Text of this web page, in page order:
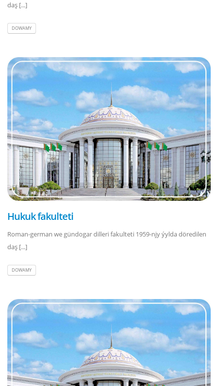
daş [...]
DOWAMY
Hukuk fakulteti
Roman-german we gündogar dilleri fakulteti 1959-njy ýylda döredilen
daş [...]
DOWAMY